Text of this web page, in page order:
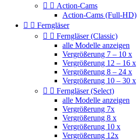
  Action-Cams
Action-Cams (Full-HD)
  Ferngläser
  Ferngläser (Classic)
alle Modelle anzeigen
Vergrößerung 7 – 10 x
Vergrößerung 12 – 16 x
Vergrößerung 8 – 24 x
Vergrößerung 10 – 30 x
  Ferngläser (Select)
alle Modelle anzeigen
Vergrößerung 7x
Vergrößerung 8 x
Vergrößerung 10 x
Vergrößerung 12x